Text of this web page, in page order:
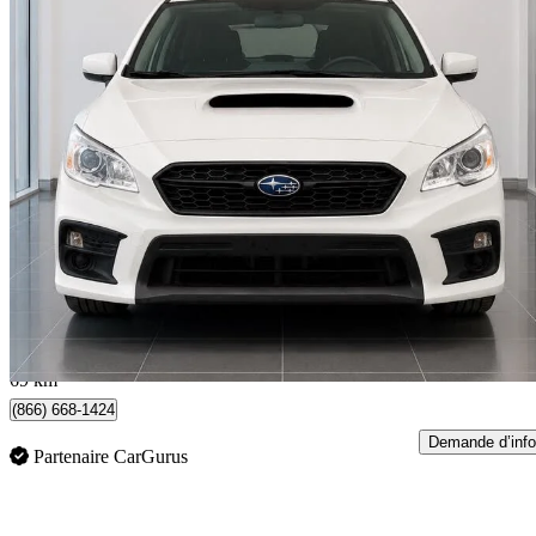
2019 Subaru WRX
AWD148 019 km
17 495 $ Bonne
307 $/mois env.
Ajax, ON
69 km
(866) 668-1424
Partenaire CarGurus
Demande d’info